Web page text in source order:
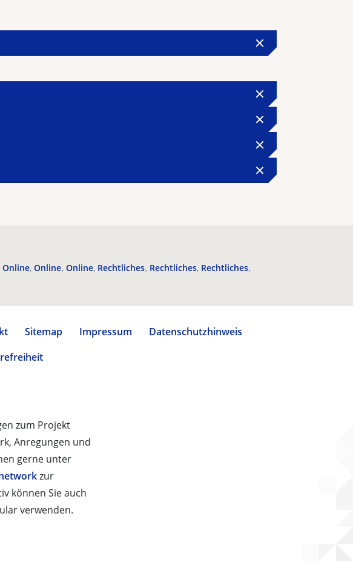
Online Online Online Rechtliches Rechtliches Rechtliches
Sitemap Impressum
Datenschutzhinweis
zum Projekt
Anregungen und
gerne unter
zur
können Sie auch
verwenden.